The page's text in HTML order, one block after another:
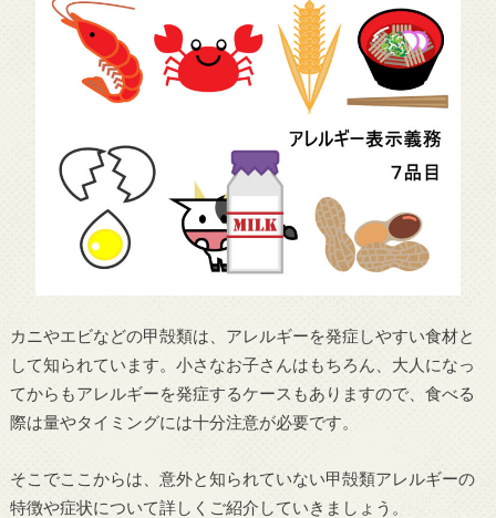
カニやエビなどの甲殻類は、アレルギーを発症しやすい食材と
して知られています。小さなお子さんはもちろん、大人になっ
てからもアレルギーを発症するケースもありますので、食べる
際は量やタイミングには十分注意が必要です。
そこでここからは、意外と知られていない甲殻類アレルギーの
特徴や症状について詳しくご紹介していきましょう。